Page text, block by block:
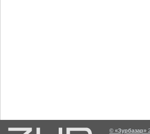
© «Зурбазар»